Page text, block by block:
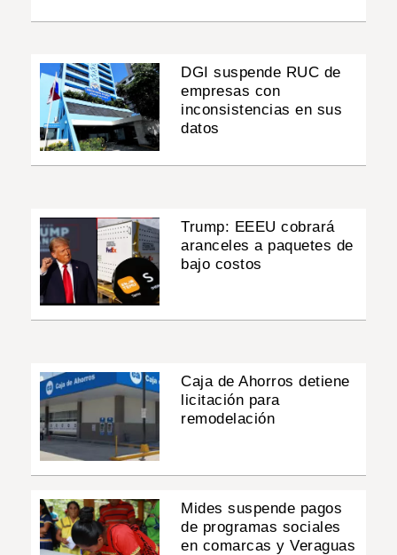
DGI suspende RUC de
empresas con
inconsistencias en sus
datos
Trump: EEEU cobrará
aranceles a paquetes de
bajo costos
Caja de Ahorros detiene
licitación para
remodelación
Mides suspende pagos
de programas sociales
en comarcas y Veraguas